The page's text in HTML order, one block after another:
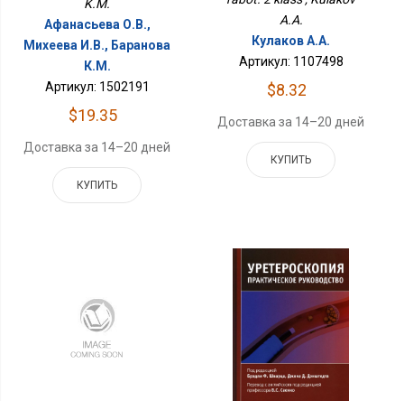
K.M.
Афанасьева О.В.,
Михеева И.В., Баранова
К.М.
Артикул: 1502191
$19.35
Доставка за 14–20 дней
КУПИТЬ
A.A.
Кулаков А.А.
Артикул: 1107498
$8.32
Доставка за 14–20 дней
КУПИТЬ